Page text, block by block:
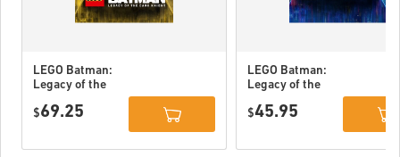
LEGO Batman:
Legacy of the
Deluxe Edition
$69.25
LEGO Batman:
Legacy of the
(STEAM) EU
$45.95